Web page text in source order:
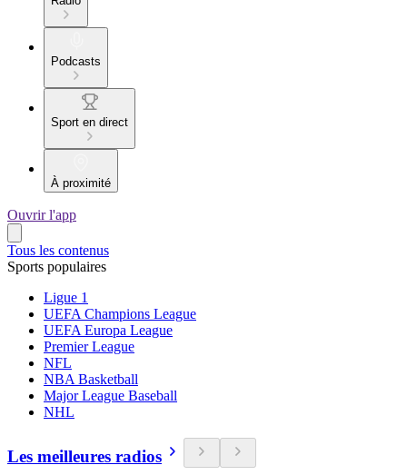
Podcasts
Sport en direct
À proximité
Ouvrir l'app
Tous les contenus
Sports populaires
Ligue 1
UEFA Champions League
UEFA Europa League
Premier League
NFL
NBA Basketball
Major League Baseball
NHL
Les meilleures radios